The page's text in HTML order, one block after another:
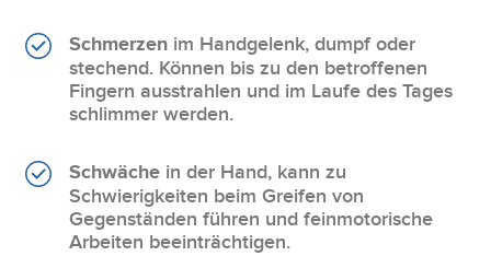
Schmerzen im Handgelenk, dumpf oder
stechend. Können bis zu den betroffenen
Fingern ausstrahlen und im Laufe des Tages
schlimmer werden.
Schwäche in der Hand, kann zu
Schwierigkeiten beim Greifen von
Gegenständen führen und feinmotorische
Arbeiten beeinträchtigen.